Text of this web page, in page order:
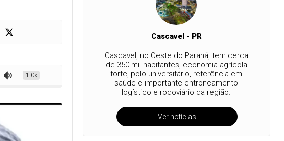
1.0x
Cascavel - PR
Cascavel, no Oeste do Paraná, tem cerca
de 350 mil habitantes, economia agrícola
forte, polo universitário, referência em
saúde e importante entroncamento
logístico e rodoviário da região.
Ver notícias